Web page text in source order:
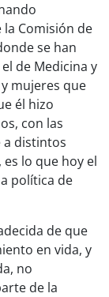
la Comisión de
se han
de Medicina y
mujeres que
él hizo
con las
a distintos
lo que hoy el
política de
de que
en vida, y
no
de la